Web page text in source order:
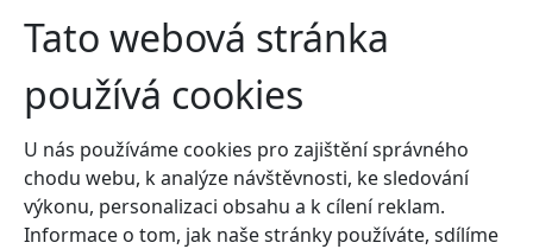
Tato webová stránka
používá cookies
U nás používáme cookies pro zajištění správného
chodu webu, k analýze návštěvnosti, ke sledování
výkonu, personalizaci obsahu a k cílení reklam.
Informace o tom, jak naše stránky používáte, sdílíme